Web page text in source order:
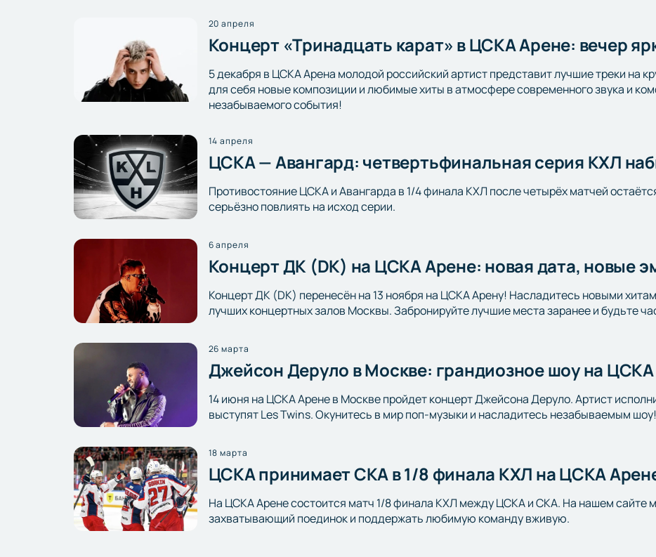
20 апреля
Концерт «Тринадцать карат» в ЦСКА Арене: вечер
5 декабря в ЦСКА Арена молодой российский артист представит лучшие треки на
для себя новые композиции и любимые хиты в атмосфере современного звука и
незабываемого события!
14 апреля
ЦСКА — Авангард: четвертьфинальная серия КХЛ
Противостояние ЦСКА и Авангарда в 1/4 финала КХЛ после четырёх матчей
серьёзно повлиять на исход серии.
6 апреля
Концерт ДК (DK) на ЦСКА Арене: новая дата, новые
Концерт ДК (DK) перенесён на 13 ноября на ЦСКА Арену! Насладитесь новыми
лучших концертных залов Москвы. Забронируйте лучшие места заранее и будьте
26 марта
Джейсон Деруло в Москве: грандиозное шоу на
14 июня на ЦСКА Арене в Москве пройдет концерт Джейсона Деруло. Артист
выступят Les Twins. Окунитесь в мир поп-музыки и насладитесь незабываемым шоу!
18 марта
ЦСКА принимает СКА в 1/8 финала КХЛ на ЦСКА
На ЦСКА Арене состоится матч 1/8 финала КХЛ между ЦСКА и СКА. На нашем сайте
захватывающий поединок и поддержать любимую команду вживую.